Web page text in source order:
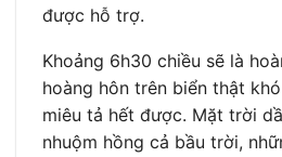
được hỗ trợ.
Khoảng 6h30 chiều sẽ là
hoàng hôn trên biển thật
miêu tả hết được. Mặt trời
nhuộm hồng cả bầu trời,